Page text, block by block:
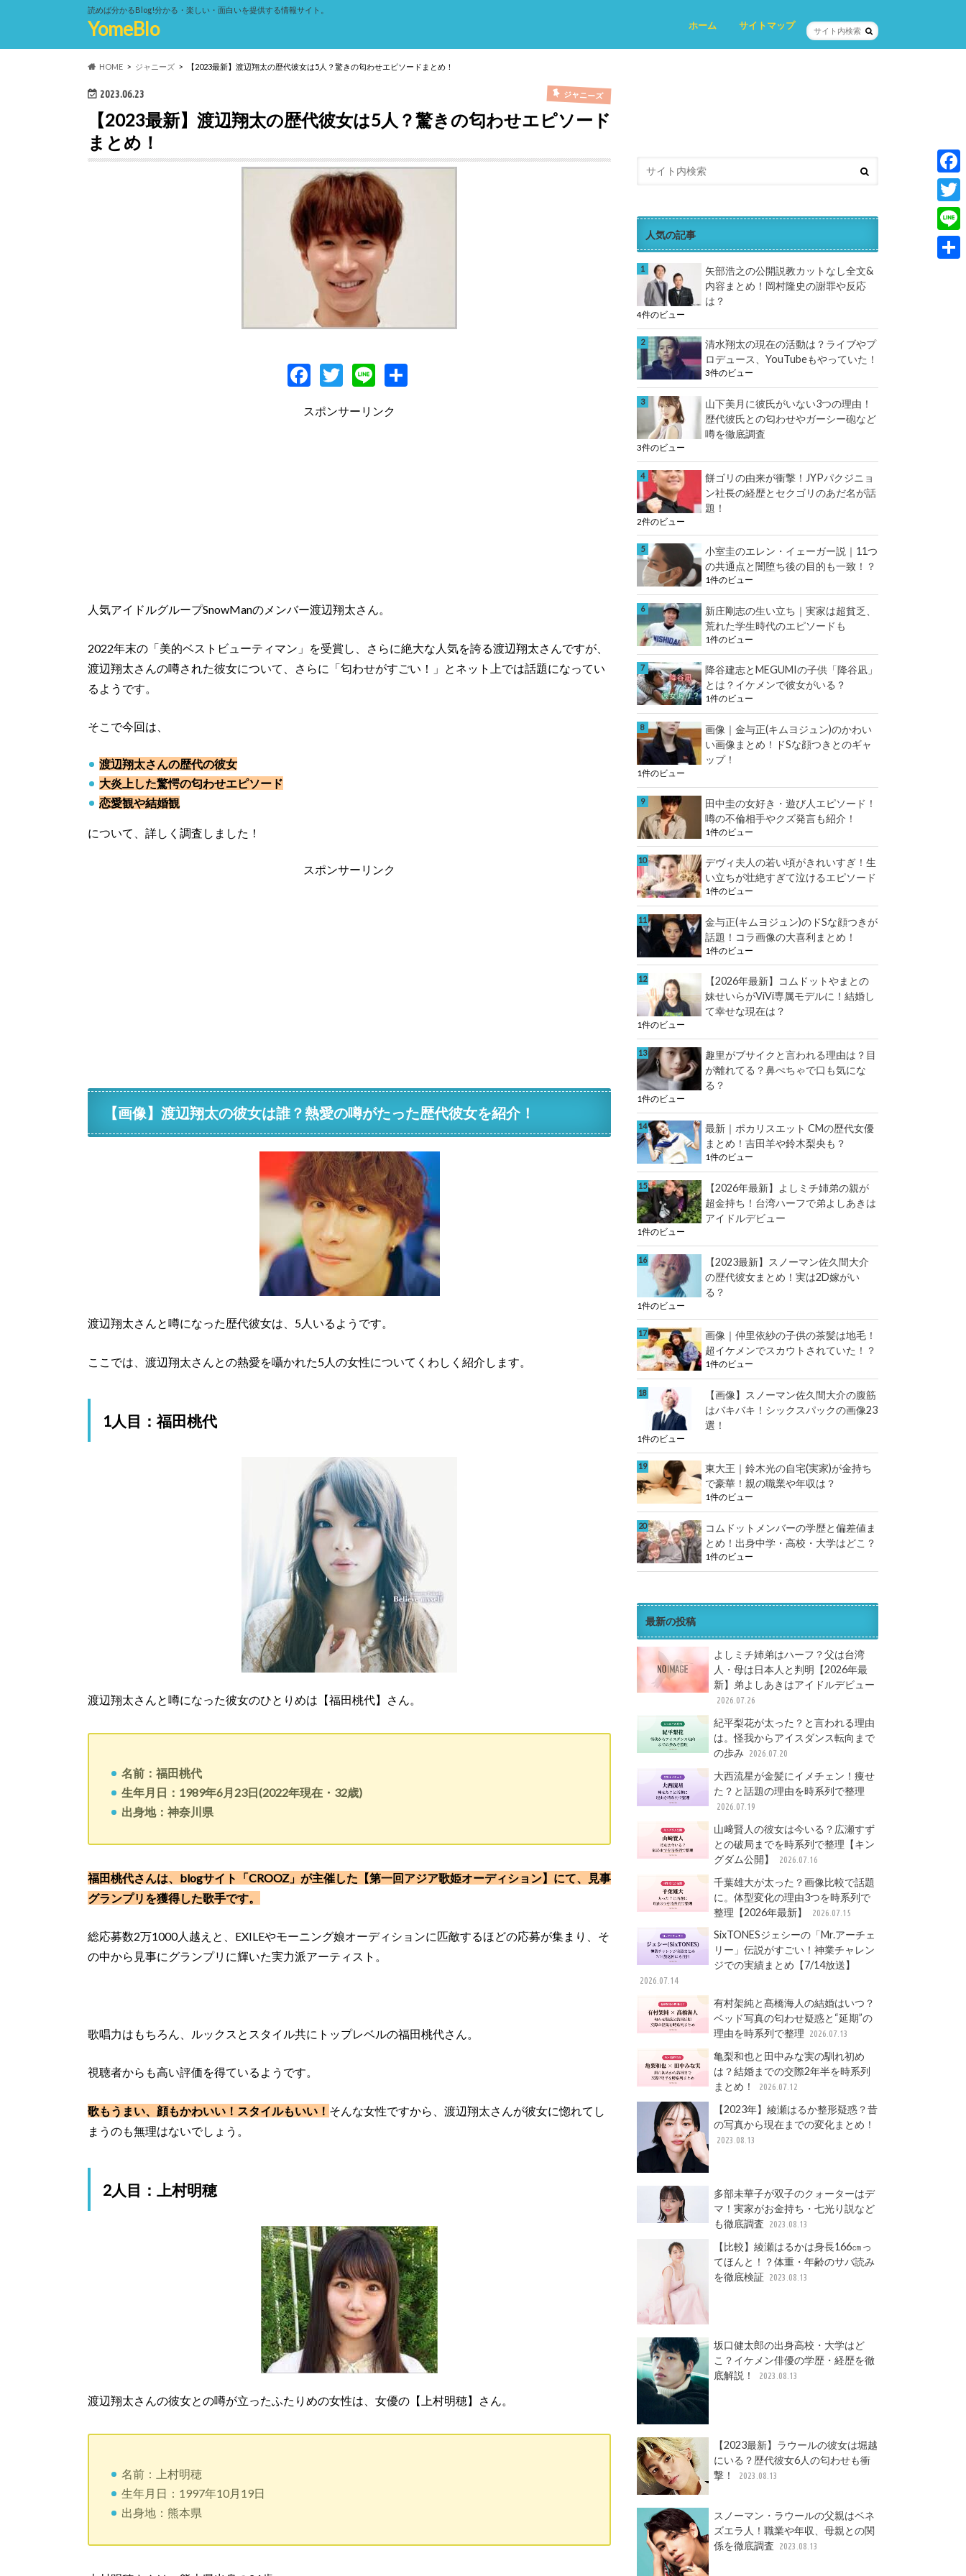
読めば分かるBlog!分かる・楽しい・面白いを提供する情報サイト。
YomeBlo ホーム サイトマップ
プロフィール
プライバシーポリシー
お問い合わせ
HOME ジャニーズ 【2023最新】渡辺翔太の歴代彼女は5人？驚きの匂わせエピソードまとめ！
2023.06.23 ジャニーズ
【2023最新】渡辺翔太の歴代彼女は5人？驚きの匂わせエピソード
まとめ！
F
e
T
itt
Li
e
スポンサーリンク
人気アイドルグループSnowManのメンバー渡辺翔太さん。
2022年末の「美的ベストビューティマン」を受賞し、さらに絶大な人気を誇る渡辺翔太さんですが、
渡辺翔太さんの噂された彼女について、さらに「匂わせがすごい！」とネット上では話題になってい
るようです。
そこで今回は、
渡辺翔太さんの歴代の彼女
大炎上した驚愕の匂わせエピソード
恋愛観や結婚観
について、詳しく調査しました！
スポンサーリンク
【画像】渡辺翔太の彼女は誰？熱愛の噂がたった歴代彼女を紹介！
渡辺翔太さんと噂になった歴代彼女は、5人いるようです。
ここでは、渡辺翔太さんとの熱愛を囁かれた5人の女性についてくわしく紹介します。
1人目：福田桃代
渡辺翔太さんと噂になった彼女のひとりめは【福田桃代】さん。
名前：福田桃代
生年月日：1989年6月23日(2022年現在・32歳)
出身地：神奈川県
福田桃代さんは、blogサイト「CROOZ」が主催した【第一回アジア歌姫オーディション】にて、見事
グランプリを獲得した歌手です。
総応募数2万1000人越えと、EXILEやモーニング娘オーディションに匹敵するほどの応募が集まり、そ
の中から見事にグランプリに輝いた実力派アーティスト。
歌唱力はもちろん、ルックスとスタイル共にトップレベルの福田桃代さん。
視聴者からも高い評価を得ているようです。
歌もうまい、顔もかわいい！スタイルもいい！ そんな女性ですから、渡辺翔太さんが彼女に惚れてし
まうのも無理はないでしょう。
2人目：上村明穂
渡辺翔太さんの彼女との噂が立ったふたりめの女性は、女優の【上村明穂】さん。
名前：上村明穂
生年月日：1997年10月19日
出身地：熊本県
人気の記事
矢部浩之の公開説教カットなし全文&
内容まとめ！岡村隆史の謝罪や反応
は？
4件のビュー
清水翔太の現在の活動は？ライブやプ
ロデュース、YouTubeもやっていた！
3件のビュー
山下美月に彼氏がいない3つの理由！
歴代彼氏との匂わせやガーシー砲など
噂を徹底調査
3件のビュー
餅ゴリの由来が衝撃！JYPパクジニョ
ン社長の経歴とセクゴリのあだ名が話
題！
2件のビュー
小室圭のエレン・イェーガー説｜11つ
の共通点と闇堕ち後の目的も一致！？
1件のビュー
新庄剛志の生い立ち｜実家は超貧乏、
荒れた学生時代のエピソードも
1件のビュー
降谷建志とMEGUMIの子供「降谷凪」
とは？イケメンで彼女がいる？
1件のビュー
画像｜金与正(キムヨジュン)のかわい
い画像まとめ！ドSな顔つきとのギャ
ップ！
1件のビュー
田中圭の女好き・遊び人エピソード！
噂の不倫相手やクズ発言も紹介！
1件のビュー
デヴィ夫人の若い頃がきれいすぎ！生
い立ちが壮絶すぎて泣けるエピソード
1件のビュー
金与正(キムヨジュン)のドSな顔つきが
話題！コラ画像の大喜利まとめ！
1件のビュー
【2026年最新】コムドットやまとの
妹せいらがViVi専属モデルに！結婚し
て幸せな現在は？
1件のビュー
趣里がブサイクと言われる理由は？目
が離れてる？鼻ぺちゃで口も気にな
る？
1件のビュー
最新｜ポカリスエット CMの歴代女優
まとめ！吉田羊や鈴木梨央も？
1件のビュー
【2026年最新】よしミチ姉弟の親が
超金持ち！台湾ハーフで弟よしあきは
アイドルデビュー
1件のビュー
【2023最新】スノーマン佐久間大介
の歴代彼女まとめ！実は2D嫁がい
る？
1件のビュー
画像｜仲里依紗の子供の茶髪は地毛！
超イケメンでスカウトされていた！？
1件のビュー
【画像】スノーマン佐久間大介の腹筋
はバキバキ！シックスパックの画像23
選！
1件のビュー
東大王｜鈴木光の自宅(実家)が金持ち
で豪華！親の職業や年収は？
1件のビュー
コムドットメンバーの学歴と偏差値ま
とめ！出身中学・高校・大学はどこ？
1件のビュー
最新の投稿
よしミチ姉弟はハーフ？父は台湾
人・母は日本人と判明【2026年最
新】弟よしあきはアイドルデビュー
2026.07.26
紀平梨花が太った？と言われる理由
は。怪我からアイスダンス転向まで
の歩み
2026.07.20
大西流星が金髪にイメチェン！痩せ
た？と話題の理由を時系列で整理
2026.07.19
山﨑賢人の彼女は今いる？広瀬すず
との破局までを時系列で整理【キン
グダム公開】
2026.07.16
千葉雄大が太った？画像比較で話題
に。体型変化の理由3つを時系列で
整理【2026年最新】
2026.07.15
SixTONESジェシーの「Mr.アーチェ
リー」伝説がすごい！神業チャレン
ジでの実績まとめ【7/14放送】
2026.07.14
有村架純と髙橋海人の結婚はいつ？
ベッド写真の匂わせ疑惑と“延期”の
理由を時系列で整理
2026.07.13
亀梨和也と田中みな実の馴れ初め
は？結婚までの交際2年半を時系列
まとめ！
2026.07.12
【2023年】綾瀬はるか整形疑惑？昔
の写真から現在までの変化まとめ！
2023.08.13
多部未華子が双子のクォーターはデ
マ！実家がお金持ち・七光り説など
も徹底調査
2023.08.13
【比較】綾瀬はるかは身長166㎝っ
てほんと！？体重・年齢のサバ読み
を徹底検証 2023.08.13
坂口健太郎の出身高校・大学はど
こ？イケメン俳優の学歴・経歴を徹
底解説！
2023.08.13
【2023最新】ラウールの彼女は堀越
にいる？歴代彼女6人の匂わせも衝
撃！
2023.08.13
スノーマン・ラウールの父親はベネ
ズエラ人！職業や年収、母親との関
係を徹底調査
2023.08.13
F
a
c
e
T
w
i
L